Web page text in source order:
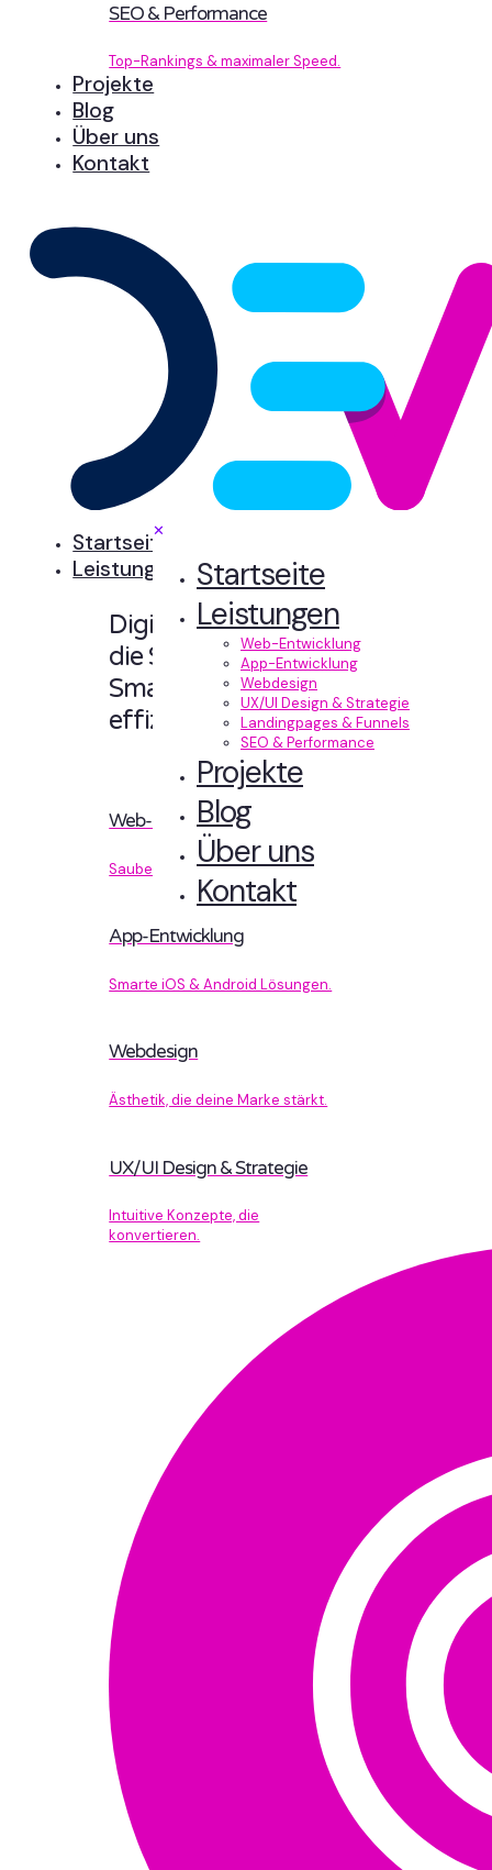
SEO & Performance
Top-Rankings & maximaler Speed.
Projekte
Blog
Über uns
Kontakt
✕
Startseite
Leistungen
Web-Entwicklung
App-Entwicklung
Webdesign
UX/UI Design & Strategie
Landingpages & Funnels
SEO & Performance
Projekte
Blog
Über uns
Kontakt
Startseite
Leistungen
Digitale Erlebnisse,
die Sinn machen.
Smart designt und
effizient entwickelt.
Web-Entwicklung
Sauberer Code, der performt.
App-Entwicklung
Smarte iOS & Android Lösungen.
Webdesign
Ästhetik, die deine Marke stärkt.
UX/UI Design & Strategie
Intuitive Konzepte, die
konvertieren.